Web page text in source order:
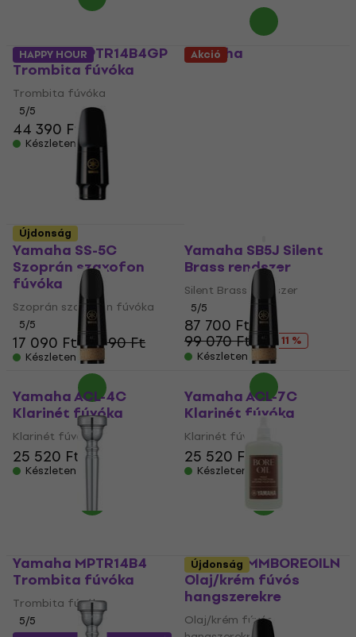
Yamaha MPTR14B4GP
Trombita fúvóka
Trombita fúvóka
5/5
44 390 Ft
Készleten
Yamaha
MMCGREASES3
HAPPY HOUR
Yamaha SS-5C
Szoprán szaxofon
fúvóka
Szoprán szaxofon fúvóka
5/5
17 090 Ft18 490 Ft
Készleten
Akció
Yamaha SB5J Silent
Brass rendszer
Silent Brass rendszer
5/5
87 700 Ft
99 070 Ft
- 11 %
Készleten
Újdonság
Yamaha ACL-4C
Klarinét fúvóka
Klarinét fúvóka
25 520 Ft
Készleten
Yamaha ACL-7C
Klarinét fúvóka
Klarinét fúvóka
25 520 Ft
Készleten
Yamaha MPTR14B4
Trombita fúvóka
Trombita fúvóka
5/5
Yamaha MMBOREOILN
Olaj/krém fúvós
hangszerekre
Olaj/krém fúvós
Újdonság